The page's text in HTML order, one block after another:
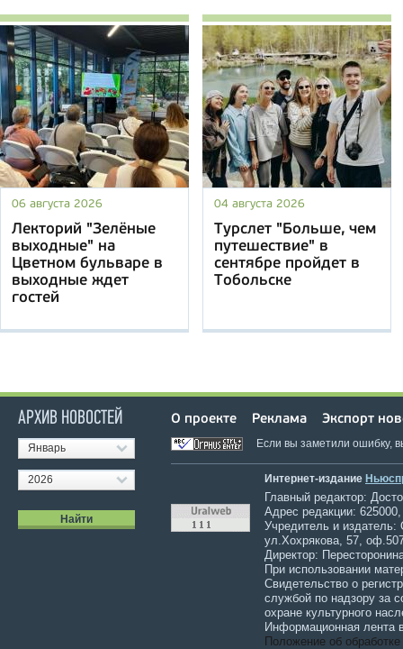
06 августа 2026
Лекторий "Зелёные
выходные" на
Цветном бульваре в
выходные ждет
гостей
04 августа 2026
Турслет "Больше, чем
путешествие" в
сентябре пройдет в
Тобольске
АРХИВ НОВОСТЕЙ
Январь
2026
О проекте Реклама Экспорт
Если вы заметили ошибку,
Интернет-издание
Главный редактор:
Адрес редакции:
Учредитель и
ул.Хохрякова, 57,
Директор:
При использовании
Свидетельство о
службой по надзору за
охране культурного
Информационная лента
Положение об